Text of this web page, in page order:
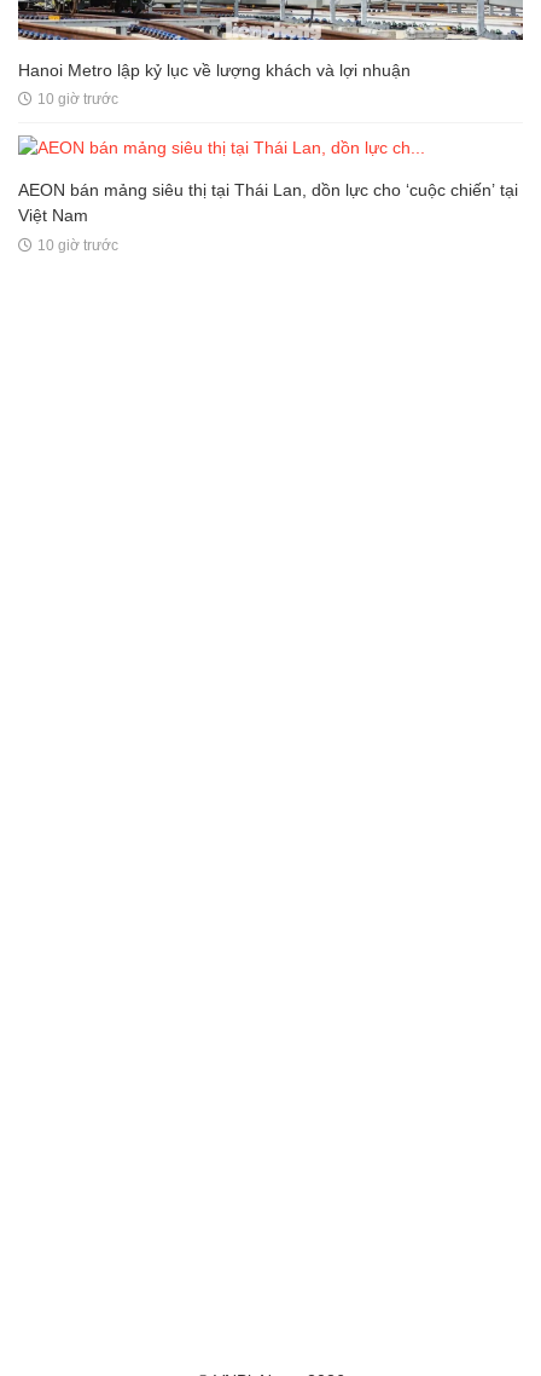
Hanoi Metro lập kỷ lục về lượng khách và lợi nhuận
10 giờ trước
AEON bán mảng siêu thị tại Thái Lan, dồn lực cho ‘cuộc chiến’ tại
Việt Nam
10 giờ trước